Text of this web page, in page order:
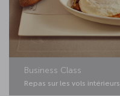
Business Class
Repas sur les vols intérieurs